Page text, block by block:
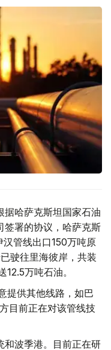
据哈萨克斯坦国家石油
签署的协议，哈萨克斯
管线出口150万吨原
驶往里海彼岸，共装
万吨石油。
提供其他线路，如巴
目前正在对该管线技
和波季港。目前正在研